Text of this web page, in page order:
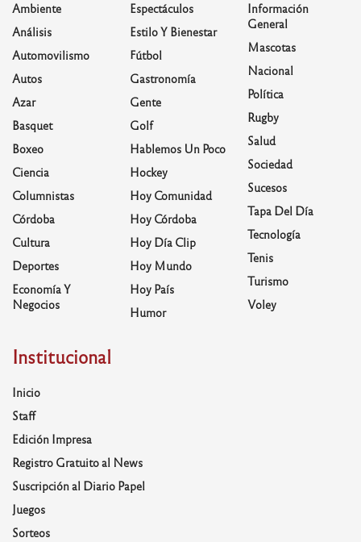
Ambiente
Análisis
Automovilismo
Autos
Azar
Basquet
Boxeo
Ciencia
Columnistas
Córdoba
Cultura
Deportes
Economía Y
Negocios
Espectáculos
Estilo Y Bienestar
Fútbol
Gastronomía
Gente
Golf
Hablemos Un Poco
Hockey
Hoy Comunidad
Hoy Córdoba
Hoy Día Clip
Hoy Mundo
Hoy País
Humor
Información
General
Mascotas
Nacional
Política
Rugby
Salud
Sociedad
Sucesos
Tapa Del Día
Tecnología
Tenis
Turismo
Voley
Institucional
Inicio
Staff
Edición Impresa
Registro Gratuito al News
Suscripción al Diario Papel
Juegos
Sorteos